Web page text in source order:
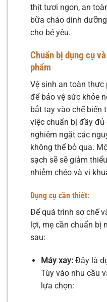
thịt tươi ngon, an
bữa cháo dinh
cho bé yêu.
Chuẩn bị dụng cụ
phẩm
Vệ sinh an toàn
để bảo vệ sức khỏe
bắt tay vào chế biến
việc chuẩn bị đầy
nghiêm ngặt các
không thể bỏ qua.
sạch sẽ sẽ giảm
nhiễm chéo và vi
Dụng cụ cần thiết:
Để quá trình sơ chế
lợi, mẹ cần chuẩn bị
sau:
Máy xay:Đây là
Tùy vào nhu cầu
lựa chọn: